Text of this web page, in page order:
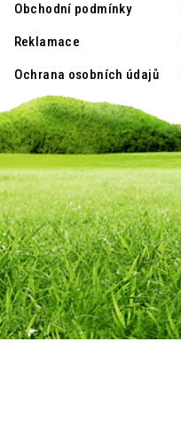
Obchodní podmínky
Reklamace
Ochrana osobních údajů